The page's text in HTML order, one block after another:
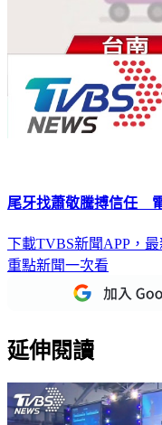
尾牙找蕭敬騰搏信任
下載TVBS新聞APP，
重點新聞一次看
延伸閱讀